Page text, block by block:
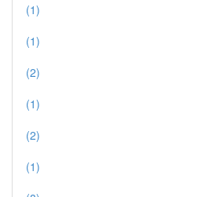
(1)
(1)
(2)
(1)
(2)
(1)